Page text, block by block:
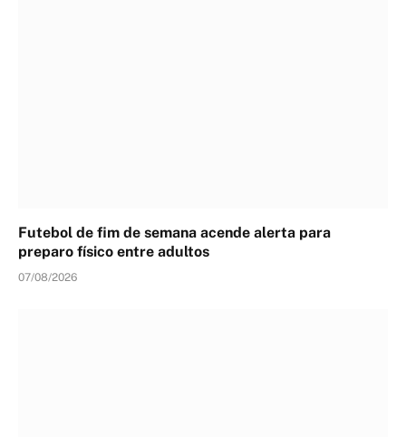
Futebol de fim de semana acende alerta para
preparo físico entre adultos
07/08/2026